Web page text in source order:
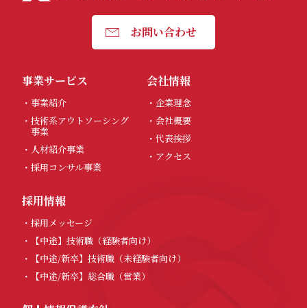
お問い合わせ
事業サービス
・事業紹介
・技術系アウトソーシング
事業
・人材紹介事業
・採用コンサル事業
会社情報
・企業理念
・会社概要
・代表挨拶
・アクセス
採用情報
・採用メッセージ
・【中途】技術職（経験者向け）
・【中途/新卒】技術職（未経験者向け）
・【中途/新卒】総合職（営業）